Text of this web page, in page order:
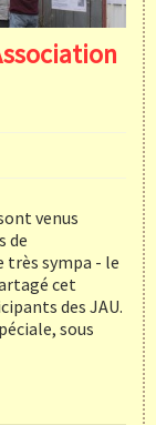
venus
de
très sympa - le
cet
des JAU.
sous